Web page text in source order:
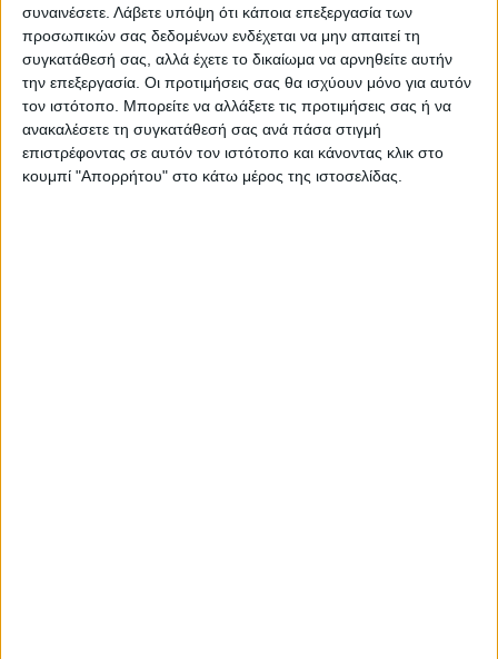
συναινέσετε. Λάβετε υπόψη ότι κάποια επεξεργασία των
προσωπικών σας δεδομένων ενδέχεται να μην απαιτεί τη
συγκατάθεσή σας, αλλά έχετε το δικαίωμα να αρνηθείτε αυτήν
την επεξεργασία. Οι προτιμήσεις σας θα ισχύουν μόνο για αυτόν
τον ιστότοπο. Μπορείτε να αλλάξετε τις προτιμήσεις σας ή να
ανακαλέσετε τη συγκατάθεσή σας ανά πάσα στιγμή
επιστρέφοντας σε αυτόν τον ιστότοπο και κάνοντας κλικ στο
κουμπί "Απορρήτου" στο κάτω μέρος της ιστοσελίδας.
ΝΕΟΣ ΑΓΩΝ
https://neosagon.gr
Η Αρχαιότερη Καθημερινή Πρωινή Εφημερίδα της Καρδίτσας